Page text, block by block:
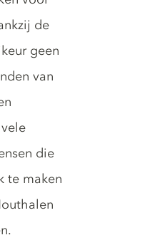
de
geen
van
die
te maken